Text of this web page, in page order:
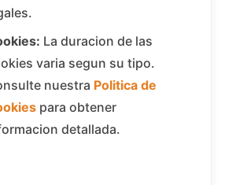
La duracion de las
varia segun su tipo.
nuestra Politica de
para obtener
detallada.